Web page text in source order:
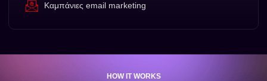
Καμπάνιες email marketing
HOW IT WORKS